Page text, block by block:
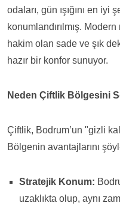
odaları, gün ışığını en
konumlandırılmış.
hakim olan sade ve şık
hazır bir konfor sunuyor.
Neden Çiftlik Bölgesini
Çiftlik, Bodrum’un "gizli
Bölgenin avantajlarını
Stratejik Konum:
uzaklıkta olup, aynı